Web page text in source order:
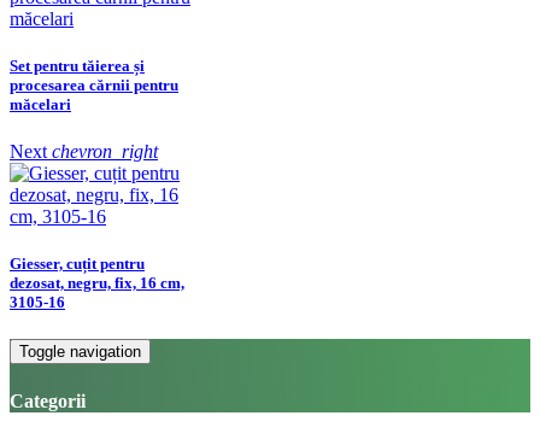
Set pentru tăierea și
procesarea cărnii pentru
măcelari
Next chevron_right
Giesser, cuțit pentru
dezosat, negru, fix, 16 cm,
3105-16
Toggle navigation
Categorii